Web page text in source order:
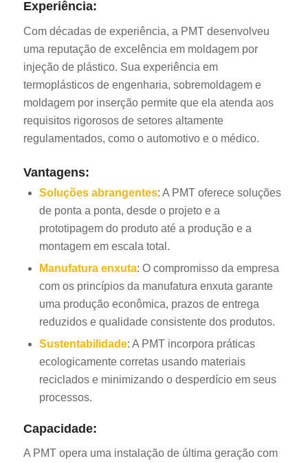
Experiência:
Com décadas de experiência, a PMT desenvolveu
uma reputação de excelência em moldagem por
injeção de plástico. Sua experiência em
termoplásticos de engenharia, sobremoldagem e
moldagem por inserção permite que ela atenda aos
requisitos rigorosos de setores altamente
regulamentados, como o automotivo e o médico.
Vantagens:
Soluções abrangentes: A PMT oferece soluções
de ponta a ponta, desde o projeto e a
prototipagem do produto até a produção e a
montagem em escala total.
Manufatura enxuta: O compromisso da empresa
com os princípios da manufatura enxuta garante
uma produção econômica, prazos de entrega
reduzidos e qualidade consistente dos produtos.
Sustentabilidade: A PMT incorpora práticas
ecologicamente corretas usando materiais
reciclados e minimizando o desperdício em seus
processos.
Capacidade:
A PMT opera uma instalação de última geração com